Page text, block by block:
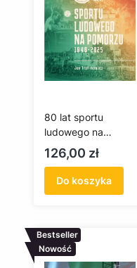
80 lat sportu
ludowego na
Pomorzu 1946–
2025
Cena
126,00 zł
Do koszyka
Bestseller
Nowość